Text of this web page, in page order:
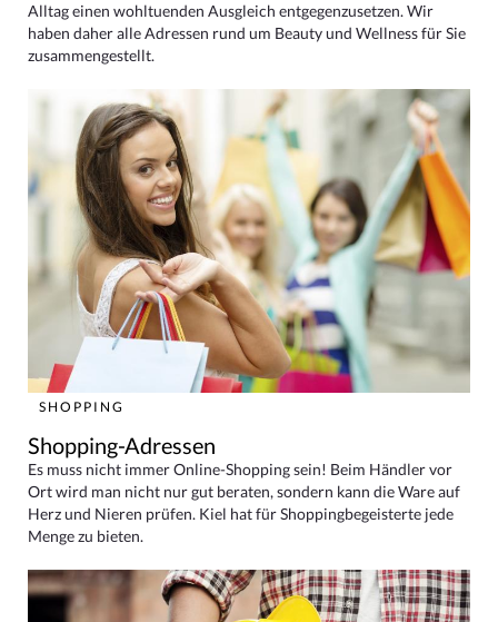
Alltag einen wohltuenden Ausgleich entgegenzusetzen. Wir
haben daher alle Adressen rund um Beauty und Wellness für Sie
zusammengestellt.
SHOPPING
Shopping-Adressen
Es muss nicht immer Online-Shopping sein! Beim Händler vor
Ort wird man nicht nur gut beraten, sondern kann die Ware auf
Herz und Nieren prüfen. Kiel hat für Shoppingbegeisterte jede
Menge zu bieten.